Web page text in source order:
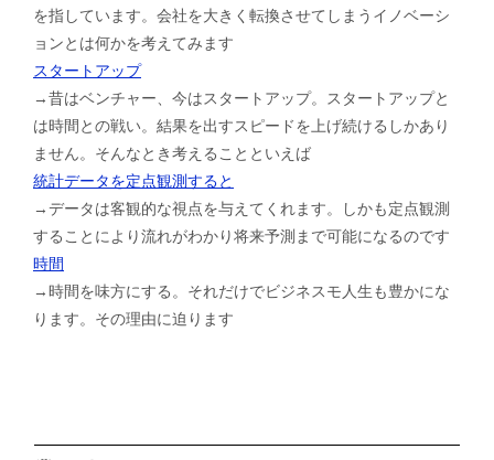
を指しています。会社を大きく転換させてしまうイノベーシ
ョンとは何かを考えてみます
スタートアップ
→昔はベンチャー、今はスタートアップ。スタートアップと
は時間との戦い。結果を出すスピードを上げ続けるしかあり
ません。そんなとき考えることといえば
統計データを定点観測すると
→データは客観的な視点を与えてくれます。しかも定点観測
することにより流れがわかり将来予測まで可能になるのです
時間
→時間を味方にする。それだけでビジネスモ人生も豊かにな
ります。その理由に迫ります